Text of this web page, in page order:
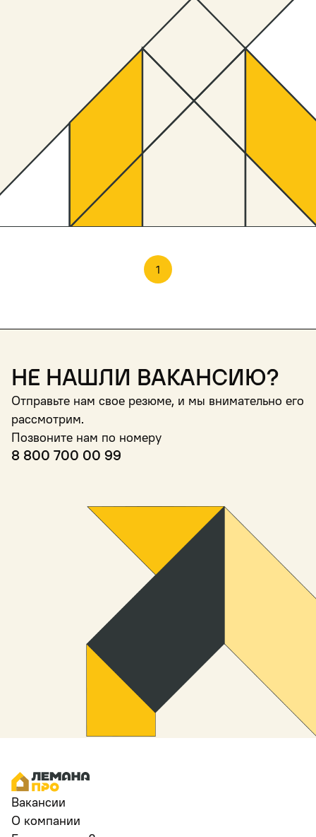
1
Не нашли вакансию?
Отправьте нам свое резюме, и мы внимательно его
рассмотрим.
Позвоните нам по номеру
8 800 700 00 99
Вакансии
О компании